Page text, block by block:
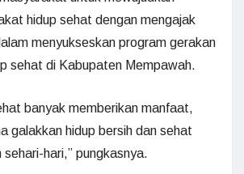
hidup sehat dengan mengajak
menyukseskan program gerakan
sehat di Kabupaten Mempawah.
banyak memberikan manfaat,
galakkan hidup bersih dan sehat
hari,” pungkasnya.